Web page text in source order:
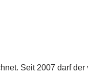
Seit 2007 darf der